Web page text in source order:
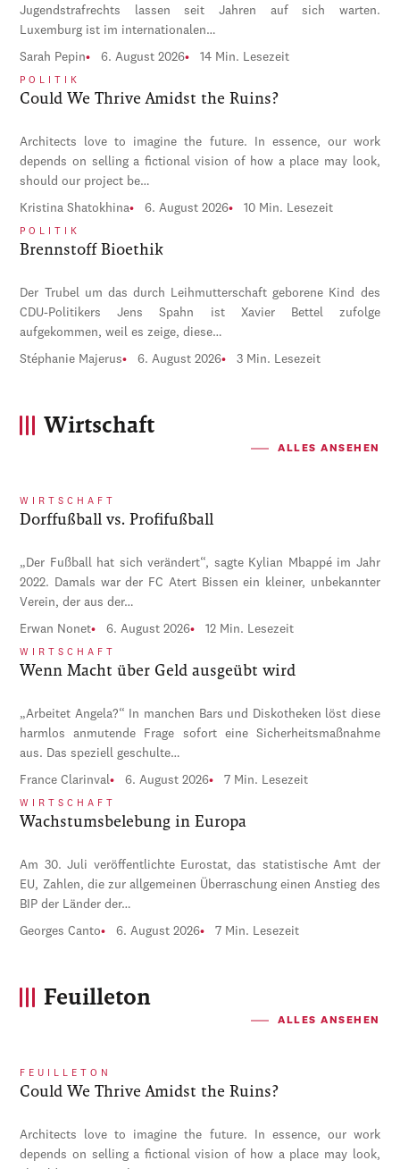
Jugendstrafrechts lassen seit Jahren auf sich warten.
Luxemburg ist im internationalen…
Sarah Pepin 6. August 2026 14 Min. Lesezeit
POLITIK
Could We Thrive Amidst the Ruins?
Architects love to imagine the future. In essence, our work
depends on selling a fictional vision of how a place may look,
should our project be…
Kristina Shatokhina 6. August 2026 10 Min. Lesezeit
POLITIK
Brennstoff Bioethik
Der Trubel um das durch Leihmutterschaft geborene Kind des
CDU-Politikers Jens Spahn ist Xavier Bettel zufolge
aufgekommen, weil es zeige, diese…
Stéphanie Majerus 6. August 2026 3 Min. Lesezeit
Wirtschaft
ALLES ANSEHEN
WIRTSCHAFT
Dorffußball vs. Profifußball
„Der Fußball hat sich verändert“, sagte Kylian Mbappé im Jahr
2022. Damals war der FC Atert Bissen ein kleiner, unbekannter
Verein, der aus der…
Erwan Nonet 6. August 2026 12 Min. Lesezeit
WIRTSCHAFT
Wenn Macht über Geld ausgeübt wird
„Arbeitet Angela?“ In manchen Bars und Diskotheken löst diese
harmlos anmutende Frage sofort eine Sicherheitsmaßnahme
aus. Das speziell geschulte…
France Clarinval 6. August 2026 7 Min. Lesezeit
WIRTSCHAFT
Wachstumsbelebung in Europa
Am 30. Juli veröffentlichte Eurostat, das statistische Amt der
EU, Zahlen, die zur allgemeinen Überraschung einen Anstieg des
BIP der Länder der…
Georges Canto 6. August 2026 7 Min. Lesezeit
Feuilleton
ALLES ANSEHEN
FEUILLETON
Could We Thrive Amidst the Ruins?
Architects love to imagine the future. In essence, our work
depends on selling a fictional vision of how a place may look,